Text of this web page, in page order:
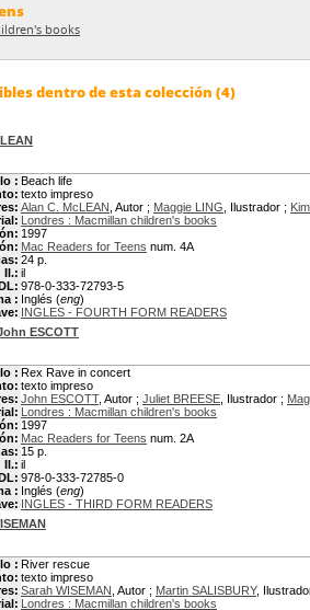
books
dentro de esta colección (4)
: Beach life
texto impreso
Alan C. McLEAN , Autor ; Maggie LING , Ilustrador ;
Londres : Macmillan children's books
1997
Mac Readers for Teens num. 4A
24 p.
Il.: il
978-0-333-72793-5
: Inglés (eng)
INGLES - FOURTH FORM READERS
ESCOTT
: Rex Rave in concert
texto impreso
John ESCOTT, Autor ; Juliet BREESE , Ilustrador ;
Londres : Macmillan children's books
1997
Mac Readers for Teens num. 2A
15 p.
Il.: il
978-0-333-72785-0
: Inglés (eng)
INGLES - THIRD FORM READERS
: River rescue
texto impreso
Sarah WISEMAN , Autor ; Martin SALISBURY,
Londres : Macmillan children's books